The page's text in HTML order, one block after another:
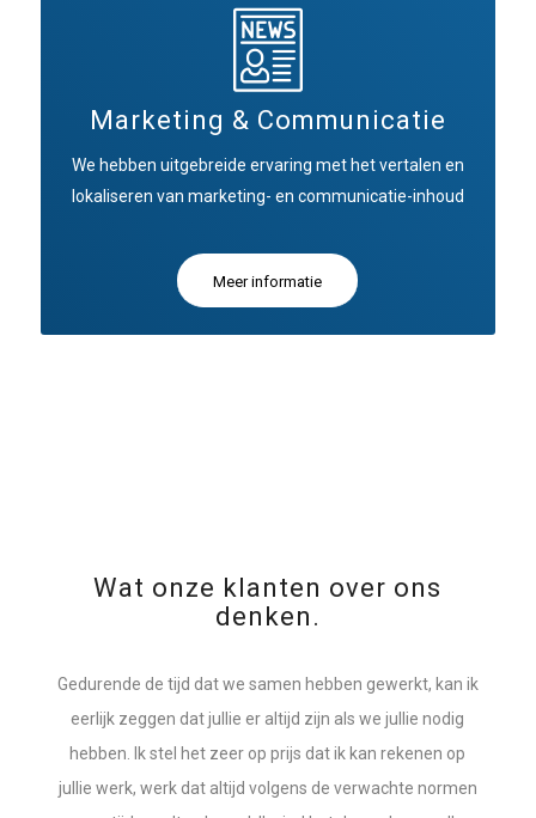
Marketing & Communicatie
We hebben uitgebreide ervaring met het vertalen en
lokaliseren van marketing- en communicatie-inhoud
Meer informatie
Wat onze klanten over ons
denken.
Gedurende de tijd dat we samen hebben gewerkt, kan ik
eerlijk zeggen dat jullie er altijd zijn als we jullie nodig
hebben. Ik stel het zeer op prijs dat ik kan rekenen op
jullie werk, werk dat altijd volgens de verwachte normen